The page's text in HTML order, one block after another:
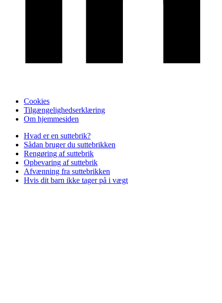
Cookies
Tilgængelighedserklæring
Om hjemmesiden
Hvad er en suttebrik?
Sådan bruger du suttebrikken
Rengøring af suttebrik
Opbevaring af suttebrik
Afvænning fra suttebrikken
Hvis dit barn ikke tager på i vægt